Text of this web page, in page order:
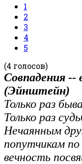
1
2
3
4
5
(4 голосов)
Совпадения --
(Эйнштейн)
Только раз
Только раз
Нечаянным
попутчикам по
вечность